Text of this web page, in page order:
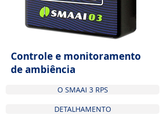
Controle e monitoramento
de ambiência
O SMAAI 3 RPS
DETALHAMENTO